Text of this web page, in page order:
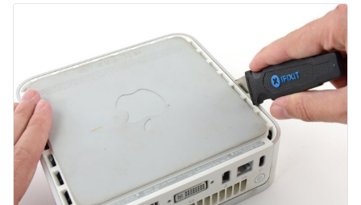
Abbrechen Kommentieren